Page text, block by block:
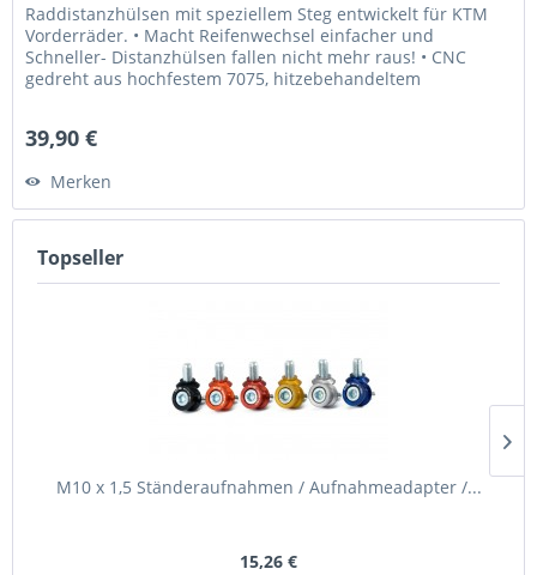
Raddistanzhülsen mit speziellem Steg entwickelt für KTM
Vorderräder. • Macht Reifenwechsel einfacher und
Schneller- Distanzhülsen fallen nicht mehr raus! • CNC
gedreht aus hochfestem 7075, hitzebehandeltem
39,90 €
Merken
Topseller
M10 x 1,5 Ständeraufnahmen / Aufnahmeadapter /...
15,26 €